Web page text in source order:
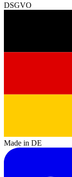
DSGVO
Made in DE